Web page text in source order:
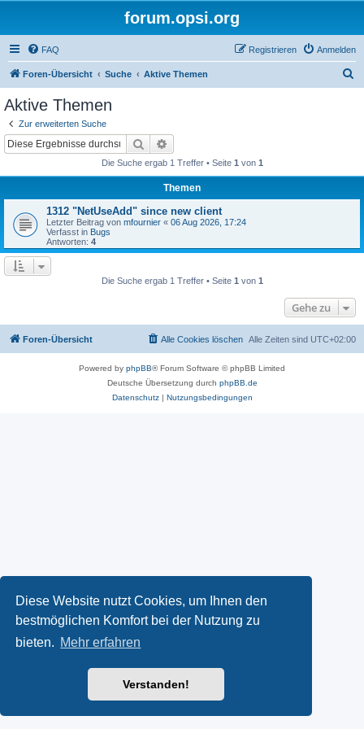
Diese Website nutzt Cookies, um Ihnen den
bestmöglichen Komfort bei der Nutzung zu
bieten. Mehr erfahren
Verstanden!
forum.opsi.org
FAQ Anmelden
Registrieren
Foren-Übersicht Suche Aktive Themen
Aktive Themen
Zur erweiterten Suche
Suche
Die Suche ergab 1 Treffer • Seite 1 von 1
Themen
1312 "NetUseAdd" since new client
Letzter Beitrag von mfournier « 06 Aug 2026, 17:24
Verfasst in Bugs
Antworten: 4
Die Suche ergab 1 Treffer • Seite 1 von 1
Gehe zu
Foren-Übersicht Alle Zeiten sind UTC+02:00
Alle Cookies löschen
Powered by phpBB® Forum Software © phpBB Limited
Deutsche Übersetzung durch phpBB.de
Datenschutz| Nutzungsbedingungen